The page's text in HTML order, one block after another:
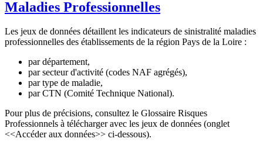
Maladies Professionnelles
Les jeux de données détaillent les indicateurs de sinistralité maladies
professionnelles des établissements de la région Pays de la Loire :
par département,
par secteur d'activité (codes NAF agrégés),
par type de maladie,
par CTN (Comité Technique National).
Pour plus de précisions, consultez le Glossaire Risques
Professionnels à télécharger avec les jeux de données (onglet
<<Accéder aux données>> ci-dessous).